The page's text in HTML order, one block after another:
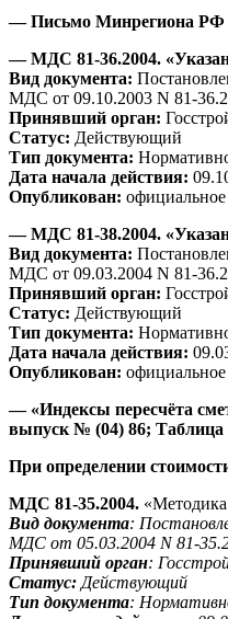
— Письмо Минрегиона РФ
— МДС 81-36.2004.
Вид документа:
МДС от 09.10.2003 N 81-
Принявший орган:
Статус: Действующий
Тип документа:
Дата начала действия:
Опубликован:
— МДС 81-38.2004.
Вид документа:
МДС от 09.03.2004 N 81-
Принявший орган:
Статус: Действующий
Тип документа:
Дата начала действия:
Опубликован:
— «Индексы пересчёта
выпуск № (04) 86; Таблица
При определении
МДС 81-35.2004.
Вид документа:
МДС от 05.03.2004 N 81-
Принявший орган:
Статус: Действующий
Тип документа: